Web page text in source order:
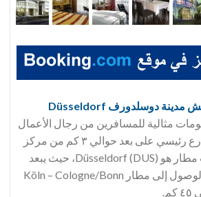
مدينة دوسلدورف
مثالية للمسافرين من رجال الأعمال
ويقع مباشرة على شارع رئيسي على بعد حوالي ٣ كم من مركز
دوسلدورف. إن أقرب مطار هو Düsseldorf (DUS)، حيث يبعد
حوالي ١٢ كم، يمكن الوصول إلى مطار Köln – Cologne/Bonn